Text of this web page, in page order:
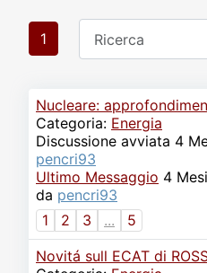
Forum
1
Nucleare:
Categoria: Energia
Discussione avviata 4
pencri93
Ultimo Messaggio 4
da pencri93
1
2 3 ...
5
Novitá sull ECAT di